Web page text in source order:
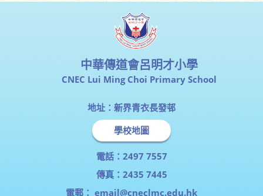
中華傳道會呂明才小學
CNEC Lui Ming Choi Primary School
地址：新界青衣長發邨
學校地圖
電話：2497 7557
傳真：2435 7445
電郵： email@cneclmc.edu.hk